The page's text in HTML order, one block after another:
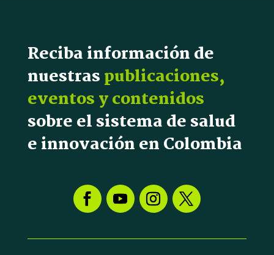
Reciba información de
nuestraspublicaciones,
eventos y contenidos
sobre el sistema de salud
e innovación en Colombia